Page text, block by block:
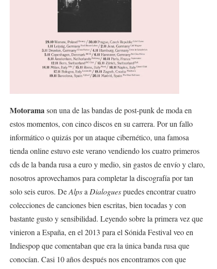
Motoramason una de las bandas de post-punk de moda en
estos momentos, con cinco discos en su carrera. Por un fallo
informático o quizás por un ataque cibernético, una famosa
tienda online estuvo este verano vendiendo los cuatro primeros
cds de la banda rusa a euro y medio, sin gastos de envío y claro,
nosotros aprovechamos para completar la discografía por tan
solo seis euros. DeAlpsaDialoguespuedes encontrar cuatro
colecciones de canciones bien escritas, bien tocadas y con
bastante gusto y sensibilidad. Leyendo sobre la primera vez que
vinieron a España, en el 2013 para el Sónida Festival veo en
Indiespop que comentaban que era la única banda rusa que
conocían. Casi 10 años después nos encontramos con que